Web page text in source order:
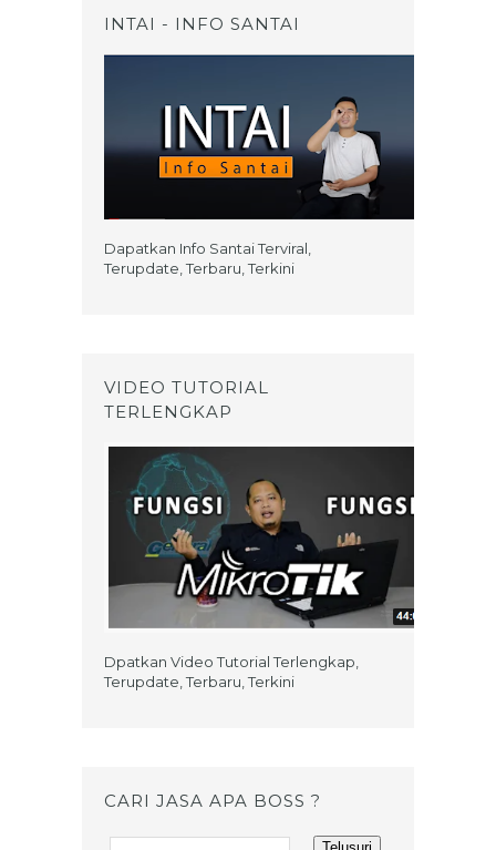
INTAI - INFO SANTAI
Dapatkan Info Santai Terviral,
Terupdate, Terbaru, Terkini
VIDEO TUTORIAL
TERLENGKAP
Dpatkan Video Tutorial Terlengkap,
Terupdate, Terbaru, Terkini
CARI JASA APA BOSS ?